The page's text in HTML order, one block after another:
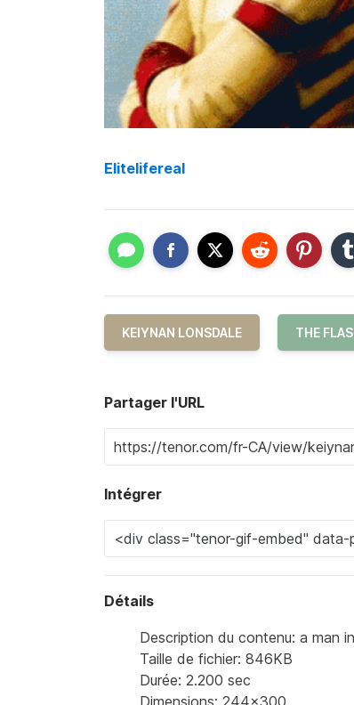
Elitelifereal
KEIYNAN LONSDALE THE
Partager l'URL
Intégrer
Détails
Description du contenu: a man
Taille de fichier: 846KB
Durée: 2.200 sec
Dimensions: 244x300